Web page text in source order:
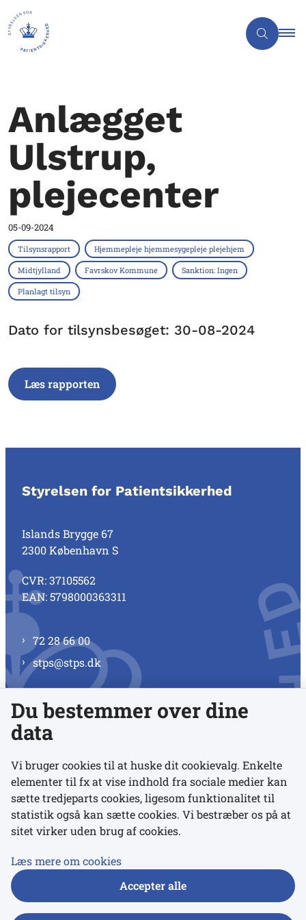
Anlægget
Ulstrup,
plejecenter
05-09-2024
Tilsynsrapport Hjemmepleje hjemmesygepleje plejehjem
Midtjylland Favrskov Kommune Sanktion: Ingen
Planlagt tilsyn
Dato for tilsynsbesøget: 30-08-2024
Læs rapporten
Styrelsen for Patientsikkerhed
Islands Brygge 67
2300 København S
CVR: 37105562
EAN: 5798000363311
72 28 66 00
stps@stps.dk
Se alle kontaktnumre
Links
Udgivelser
Du bestemmer over dine
data
Vi bruger cookies til at huske dit cookievalg. Enkelte
elementer til fx at vise indhold fra sociale medier kan
sætte tredjeparts cookies, ligesom funktionalitet til
statistik også kan sætte cookies. Vi bestræber os på at
sitet virker uden brug af cookies.
Læs mere om cookies
Accepter alle